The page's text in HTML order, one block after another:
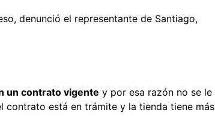
denunció el representante de Santiago,
un contrato vigente y por esa razón no se le
contrato está en trámite y la tienda tiene más